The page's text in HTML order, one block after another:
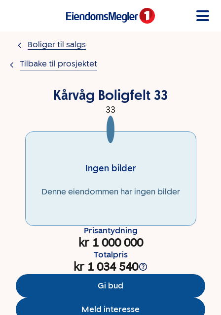
Boliger til salgs
Tilbake til prosjektet
Kårvåg Boligfelt 33
33
Ingen bilder
Denne eiendommen har ingen bilder
Prisantydning
kr 1 000 000
Totalpris
kr 1 034 540
Gi bud
Meld interesse